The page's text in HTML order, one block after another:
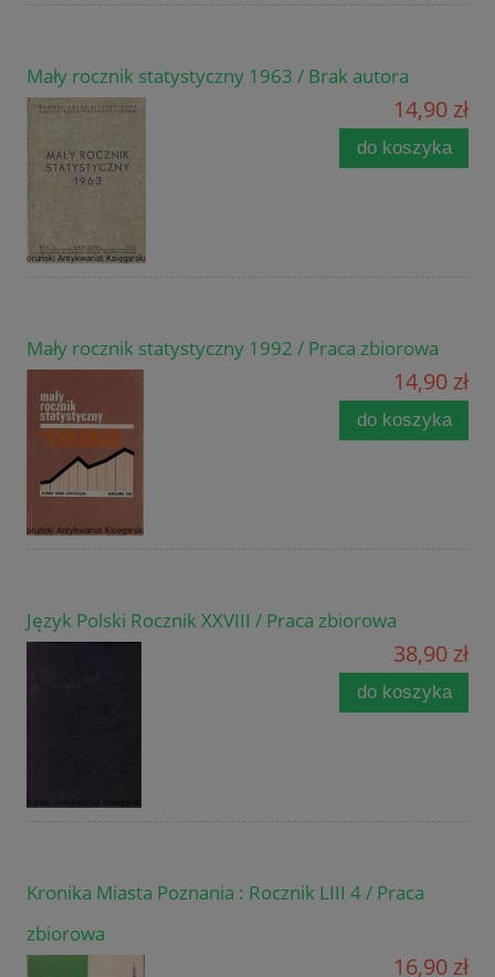
Mały rocznik statystyczny 1963 / Brak autora
14,90 zł
do koszyka
Mały rocznik statystyczny 1992 / Praca zbiorowa
14,90 zł
do koszyka
Język Polski Rocznik XXVIII / Praca zbiorowa
38,90 zł
do koszyka
Kronika Miasta Poznania : Rocznik LIII 4 / Praca
zbiorowa
16,90 zł